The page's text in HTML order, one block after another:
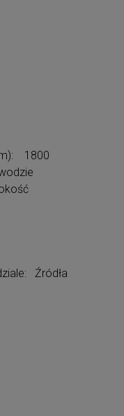
1800
Źródła